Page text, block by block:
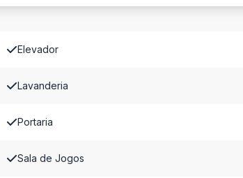
Elevador
Lavanderia
Portaria
Sala de Jogos